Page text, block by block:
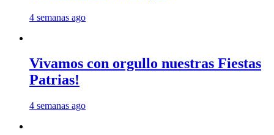
4 semanas ago
Vivamos con orgullo nuestras Fiestas
Patrias!
4 semanas ago